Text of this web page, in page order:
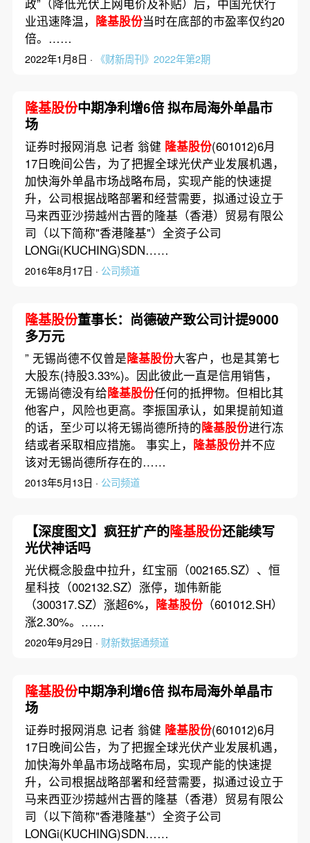
政”（降低光伏上网电价及补贴）后，中国光伏行
业迅速降温， 隆基股份当时在底部的市盈率仅约20
倍。……
2022年1月8日 · 《财新周刊》2022年第2期
隆基股份中期净利增6倍 拟布局海外单晶市
场
证券时报网消息 记者 翁健 隆基股份(601012)6月
17日晚间公告，为了把握全球光伏产业发展机遇，
加快海外单晶市场战略布局，实现产能的快速提
升，公司根据战略部署和经营需要，拟通过设立于
马来西亚沙捞越州古晋的隆基（香港）贸易有限公
司（以下简称"香港隆基"）全资子公司
LONGi(KUCHING)SDN……
2016年8月17日 · 公司频道
隆基股份董事长：尚德破产致公司计提9000
多万元
” 无锡尚德不仅曾是隆基股份大客户，也是其第七
大股东(持股3.33%)。因此彼此一直是信用销售，
无锡尚德没有给隆基股份任何的抵押物。但相比其
他客户，风险也更高。李振国承认，如果提前知道
的话，至少可以将无锡尚德所持的隆基股份进行冻
结或者采取相应措施。 事实上， 隆基股份并不应
该对无锡尚德所存在的……
2013年5月13日 · 公司频道
【深度图文】疯狂扩产的隆基股份还能续写
光伏神话吗
光伏概念股盘中拉升，红宝丽（002165.SZ）、恒
星科技（002132.SZ）涨停，珈伟新能
（300317.SZ）涨超6%， 隆基股份（601012.SH）
涨2.30%。……
2020年9月29日 · 财新数据通频道
隆基股份中期净利增6倍 拟布局海外单晶市
场
证券时报网消息 记者 翁健 隆基股份(601012)6月
17日晚间公告，为了把握全球光伏产业发展机遇，
加快海外单晶市场战略布局，实现产能的快速提
升，公司根据战略部署和经营需要，拟通过设立于
马来西亚沙捞越州古晋的隆基（香港）贸易有限公
司（以下简称"香港隆基"）全资子公司
LONGi(KUCHING)SDN……